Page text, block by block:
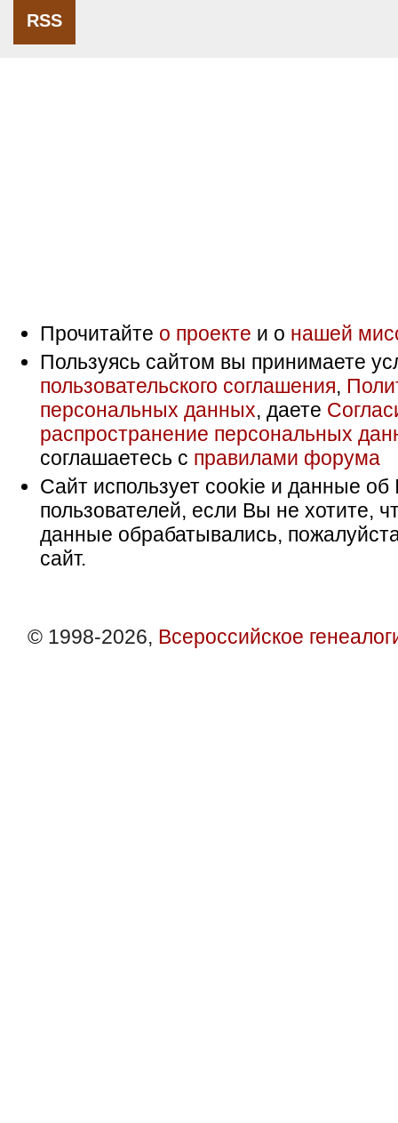
RSS
Прочитайте о проекте и о нашей
Пользуясь сайтом вы принимаете
пользовательского соглашения,
персональных данных, даете
распространение персональных
соглашаетесь с правилами форума
Сайт использует cookie и данные об
пользователей, если Вы не хотите,
данные обрабатывались,
сайт.
© 1998-2026, Всероссийское